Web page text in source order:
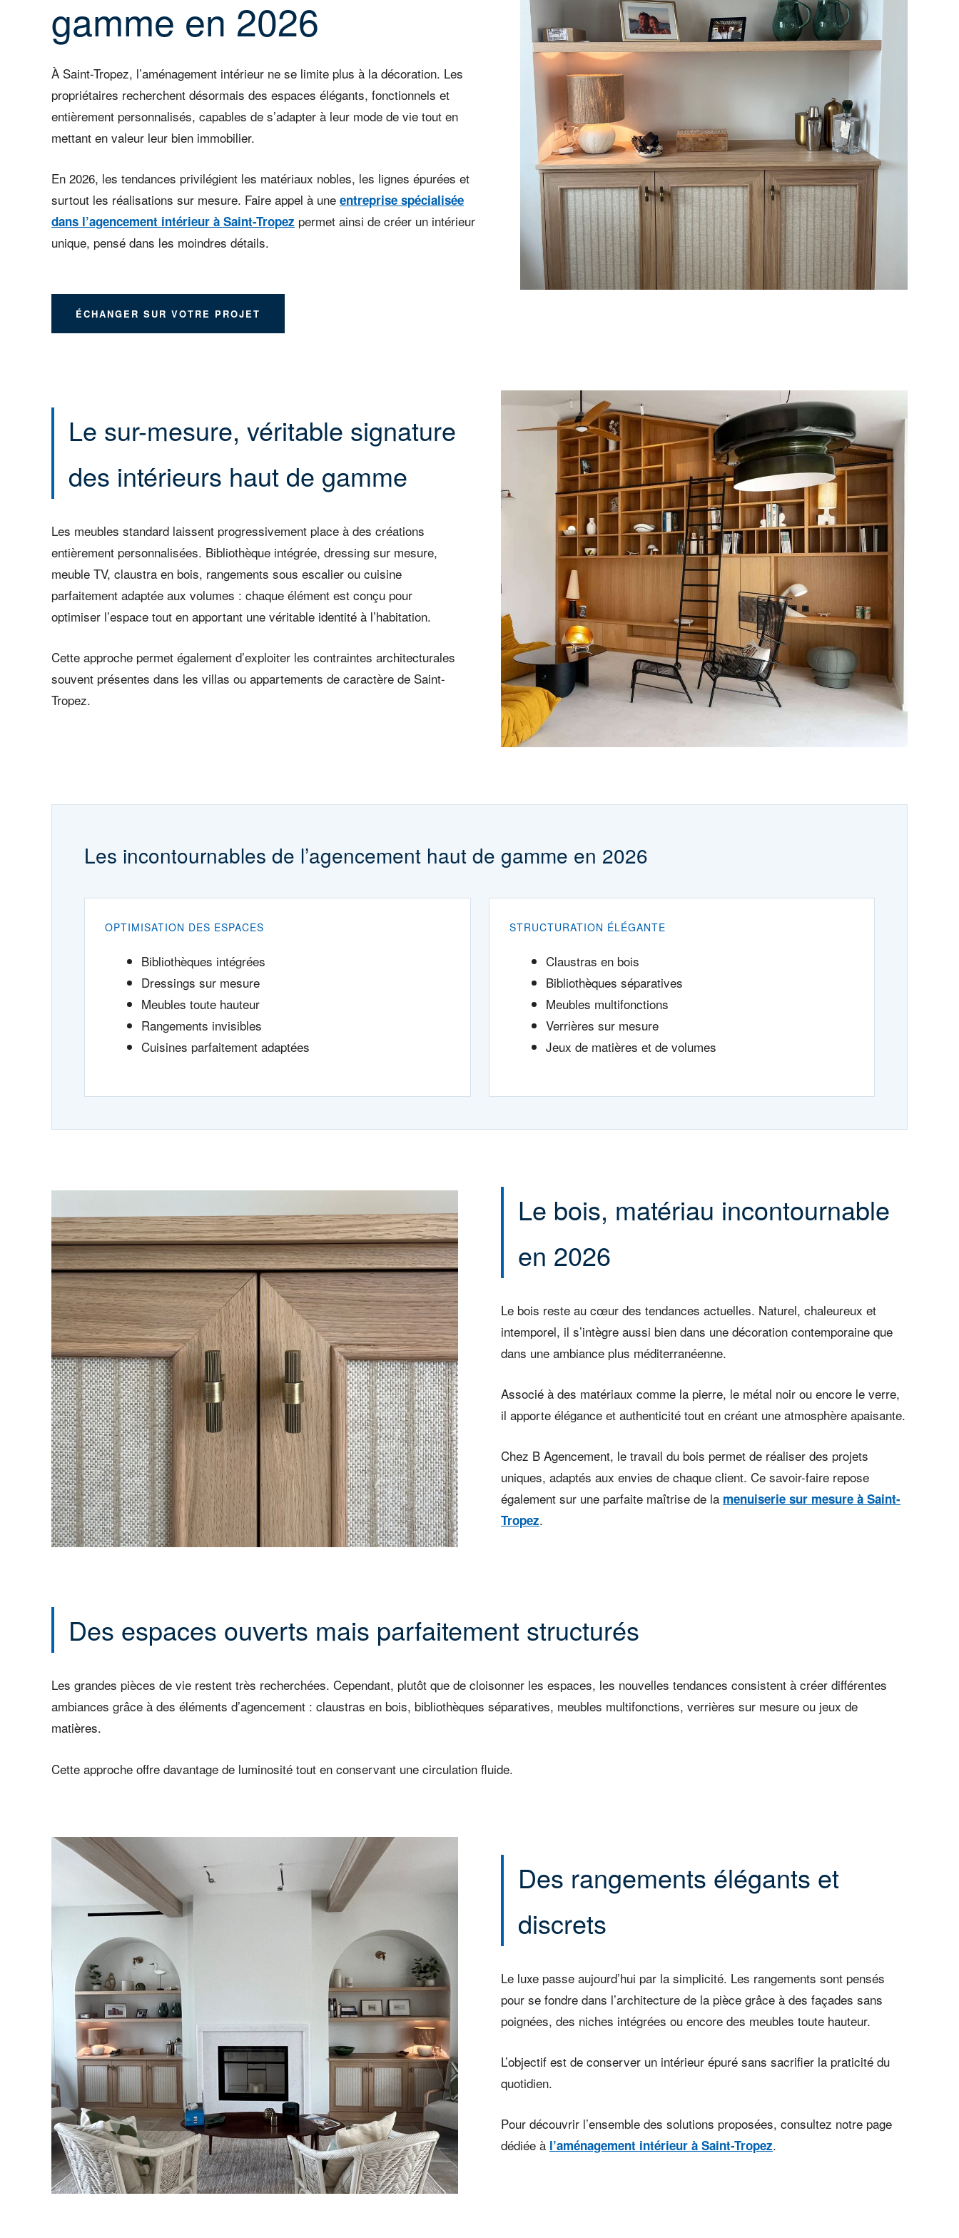
gamme en 2026
À Saint-Tropez, l’aménagement intérieur ne se limite plus à la décoration. Les
propriétaires recherchent désormais des espaces élégants, fonctionnels et
entièrement personnalisés, capables de s’adapter à leur mode de vie tout en
mettant en valeur leur bien immobilier.
En 2026, les tendances privilégient les matériaux nobles, les lignes épurées et
surtout les réalisations sur mesure. Faire appel à une entreprise spécialisée
dans l’agencement intérieur à Saint-Tropez permet ainsi de créer un intérieur
unique, pensé dans les moindres détails.
ÉCHANGER SUR VOTRE PROJET
Le sur-mesure, véritable signature
des intérieurs haut de gamme
Les meubles standard laissent progressivement place à des créations
entièrement personnalisées. Bibliothèque intégrée, dressing sur mesure,
meuble TV, claustra en bois, rangements sous escalier ou cuisine
parfaitement adaptée aux volumes : chaque élément est conçu pour
optimiser l’espace tout en apportant une véritable identité à l’habitation.
Cette approche permet également d’exploiter les contraintes architecturales
souvent présentes dans les villas ou appartements de caractère de Saint-
Tropez.
Les incontournables de l’agencement haut de gamme en 2026
OPTIMISATION DES ESPACES
Bibliothèques intégrées
Dressings sur mesure
Meubles toute hauteur
Rangements invisibles
Cuisines parfaitement adaptées
STRUCTURATION ÉLÉGANTE
Claustras en bois
Bibliothèques séparatives
Meubles multifonctions
Verrières sur mesure
Jeux de matières et de volumes
Le bois, matériau incontournable
en 2026
Le bois reste au cœur des tendances actuelles. Naturel, chaleureux et
intemporel, il s’intègre aussi bien dans une décoration contemporaine que
dans une ambiance plus méditerranéenne.
Associé à des matériaux comme la pierre, le métal noir ou encore le verre,
il apporte élégance et authenticité tout en créant une atmosphère apaisante.
Chez B Agencement, le travail du bois permet de réaliser des projets
uniques, adaptés aux envies de chaque client. Ce savoir-faire repose
également sur une parfaite maîtrise de la menuiserie sur mesure à Saint-
Tropez.
Des espaces ouverts mais parfaitement structurés
Les grandes pièces de vie restent très recherchées. Cependant, plutôt que de cloisonner les espaces, les nouvelles tendances consistent à créer différentes
ambiances grâce à des éléments d’agencement : claustras en bois, bibliothèques séparatives, meubles multifonctions, verrières sur mesure ou jeux de
matières.
Cette approche offre davantage de luminosité tout en conservant une circulation fluide.
Des rangements élégants et
discrets
Le luxe passe aujourd’hui par la simplicité. Les rangements sont pensés
pour se fondre dans l’architecture de la pièce grâce à des façades sans
poignées, des niches intégrées ou encore des meubles toute hauteur.
L’objectif est de conserver un intérieur épuré sans sacrifier la praticité du
quotidien.
Pour découvrir l’ensemble des solutions proposées, consultez notre page
dédiée à l’aménagement intérieur à Saint-Tropez.